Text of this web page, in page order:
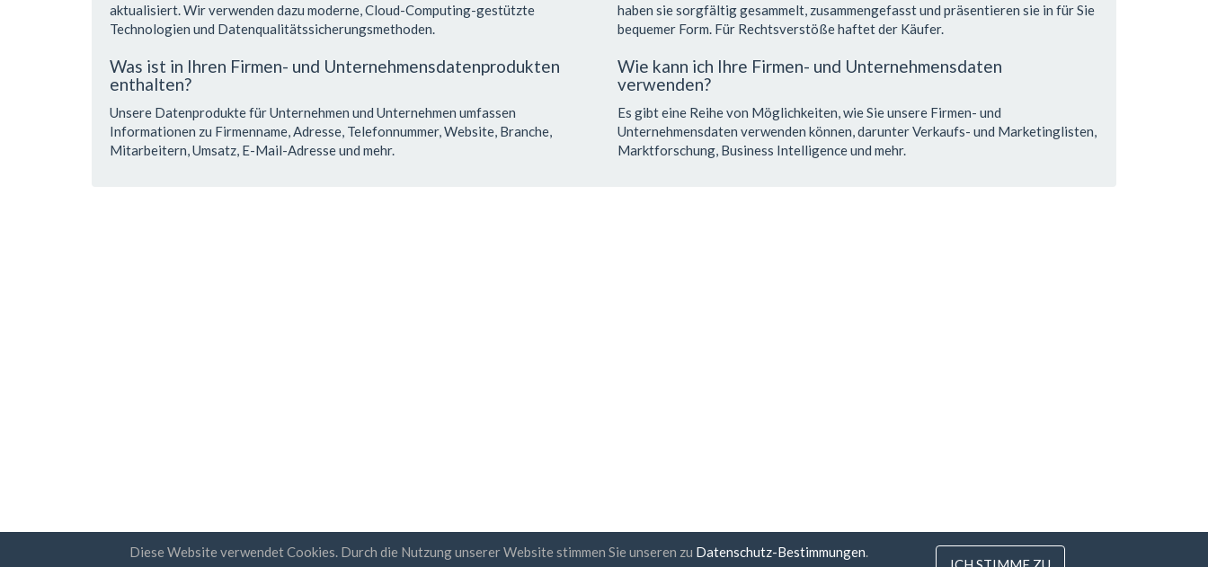
aktualisiert. Wir verwenden dazu moderne, Cloud-Computing-gestützte
Technologien und Datenqualitätssicherungsmethoden.
haben sie sorgfältig gesammelt, zusammengefasst und präsentieren sie in für Sie
bequemer Form. Für Rechtsverstöße haftet der Käufer.
Was ist in Ihren Firmen- und Unternehmensdatenprodukten
enthalten?
Unsere Datenprodukte für Unternehmen und Unternehmen umfassen
Informationen zu Firmenname, Adresse, Telefonnummer, Website, Branche,
Mitarbeitern, Umsatz, E-Mail-Adresse und mehr.
Wie kann ich Ihre Firmen- und Unternehmensdaten
verwenden?
Es gibt eine Reihe von Möglichkeiten, wie Sie unsere Firmen- und
Unternehmensdaten verwenden können, darunter Verkaufs- und Marketinglisten,
Marktforschung, Business Intelligence und mehr.
Diese Website verwendet Cookies. Durch die Nutzung unserer Website stimmen Sie unseren zu Datenschutz-Bestimmungen.